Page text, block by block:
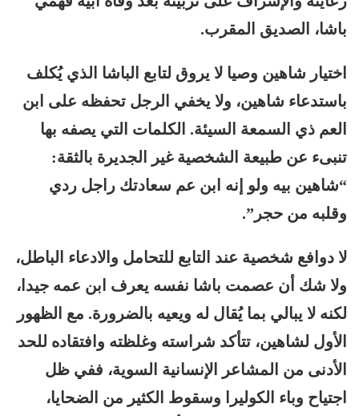
باشا، الصديق المقرب.
اختيار شاهين وصيا لا يروق لتابع الباشا الذي يُكلف
باستدعاء شاهين، ولا يخفي الرجل تحفظه على ابن
العم ذي السمعة السيئة. الكلمات التي يصفه بها
تنبىء عن طبيعة الشخصية غير الجديرة بالثقة:
“شاهين بيه ولو إنه ابن عم سعادتك راجل ردي
وقلبه من حجر”.
لا دوافع شخصية عند التابع للتحامل والادعاء الباطل،
ولا شك أن عصمت باشا نفسه يعرف ابن عمه جيدا،
لكنه لا يبالي بما يُقال له ويعيه بالضرورة. مع الظهور
الأول لشاهين، تتأكد شراسته وغلظته وافتقاده للحد
الأدنى من المشاعر الإنسانية السوية، ففي ظل
اجتياح وباء الكوليرا وسقوط الكثير من الضحايا،